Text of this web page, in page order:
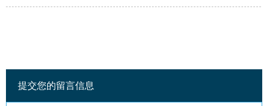
提交您的留言信息